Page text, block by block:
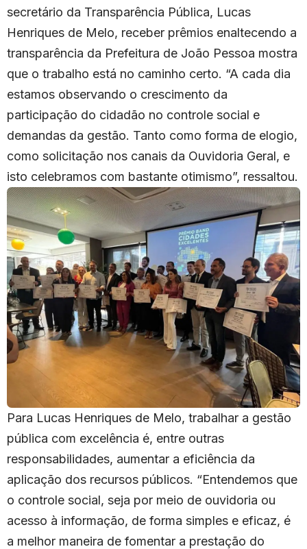
secretário da Transparência Pública, Lucas
Henriques de Melo, receber prêmios enaltecendo a
transparência da Prefeitura de João Pessoa mostra
que o trabalho está no caminho certo. “A cada dia
estamos observando o crescimento da
participação do cidadão no controle social e
demandas da gestão. Tanto como forma de elogio,
como solicitação nos canais da Ouvidoria Geral, e
isto celebramos com bastante otimismo”, ressaltou.
Para Lucas Henriques de Melo, trabalhar a gestão
pública com excelência é, entre outras
responsabilidades, aumentar a eficiência da
aplicação dos recursos públicos. “Entendemos que
o controle social, seja por meio de ouvidoria ou
acesso à informação, de forma simples e eficaz, é
a melhor maneira de fomentar a prestação do